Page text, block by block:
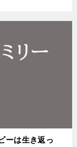
ーは生き返っ